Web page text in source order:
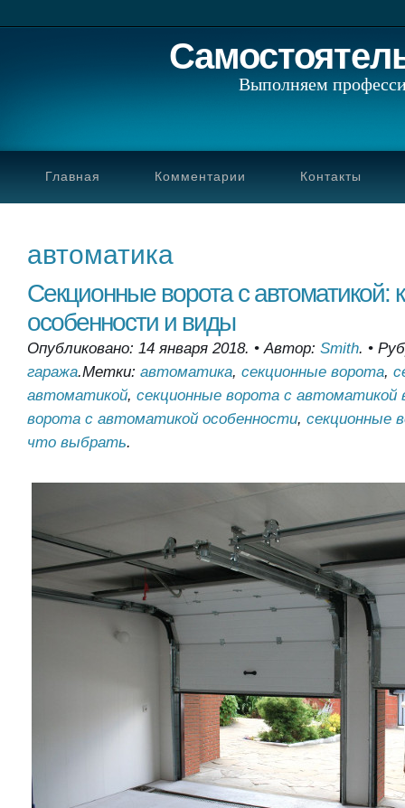
Выполняем
Главная Комментарии Контакты
автоматика
Секционные ворота с автоматикой:
особенности и виды
Опубликовано: 14 января 2018. •Автор: Smith. •
гаража.Метки: автоматика, секционные ворота,
автоматикой, секционные ворота с автоматикой
ворота с автоматикой особенности, секционные
что выбрать.